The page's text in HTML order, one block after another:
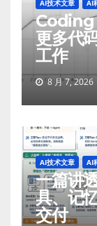
AI技术文章 AI
Coding
更多代
工作
8 月 7, 2026
AI技术文章 AI
一篇讲
具、记
交付